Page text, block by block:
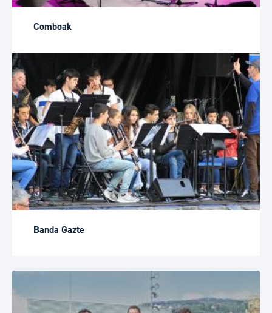
Comboak
Banda Gazte